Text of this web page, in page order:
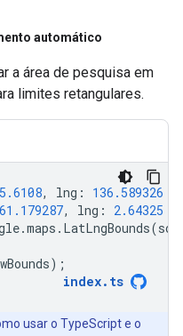
automático
a área de pesquisa em
limites retangulares.
5.6108, lng : 136.589326
61.179287, lng : 2.64325
.maps . LatLngBounds(
);
index. ts
usar o TypeScript e o